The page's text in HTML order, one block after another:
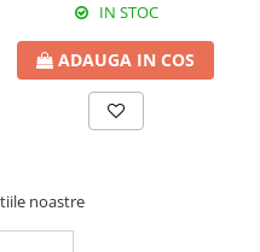
IN STOC
ADAUGA IN COS
noastre